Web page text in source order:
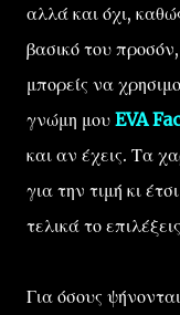
αλλά και όχι,
βασικό του
μπορείς να
γνώμη μου EVA
και αν έχεις. Τα
για την τιμή κι
τελικά το
Για όσους ψήνονται